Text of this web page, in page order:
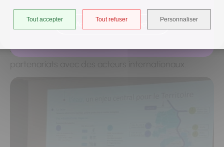
Tout accepter Tout refuser Personnaliser
Accéder à l'univers déchets
Grand-Orly Seine Bièvre, l’eau constitue un terrain
solutions innovantes et au développement de